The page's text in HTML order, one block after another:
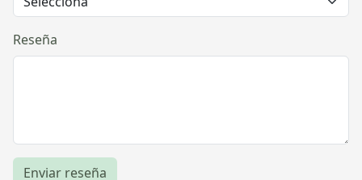
Reseña
Enviar reseña